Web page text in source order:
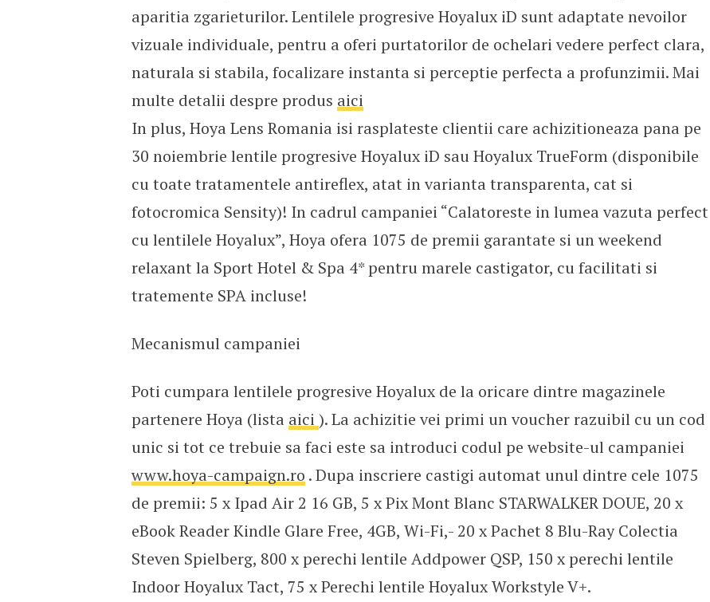
aparitia zgarieturilor. Lentilele progresive Hoyalux iD sunt adaptate nevoilor
vizuale individuale, pentru a oferi purtatorilor de ochelari vedere perfect clara,
naturala si stabila, focalizare instanta si perceptie perfecta a profunzimii. Mai
multe detalii despre produs aici
In plus, Hoya Lens Romania isi rasplateste clientii care achizitioneaza pana pe
30 noiembrie lentile progresive Hoyalux iD sau Hoyalux TrueForm (disponibile
cu toate tratamentele antireflex, atat in varianta transparenta, cat si
fotocromica Sensity)! In cadrul campaniei “Calatoreste in lumea vazuta perfect
cu lentilele Hoyalux”, Hoya ofera 1075 de premii garantate si un weekend
relaxant la Sport Hotel & Spa 4* pentru marele castigator, cu facilitati si
tratemente SPA incluse!
Mecanismul campaniei
Poti cumpara lentilele progresive Hoyalux de la oricare dintre magazinele
partenere Hoya (lista aici ). La achizitie vei primi un voucher razuibil cu un cod
unic si tot ce trebuie sa faci este sa introduci codul pe website-ul campaniei
www.hoya-campaign.ro . Dupa inscriere castigi automat unul dintre cele 1075
de premii: 5 x Ipad Air 2 16 GB, 5 x Pix Mont Blanc STARWALKER DOUE, 20 x
eBook Reader Kindle Glare Free, 4GB, Wi-Fi,- 20 x Pachet 8 Blu-Ray Colectia
Steven Spielberg, 800 x perechi lentile Addpower QSP, 150 x perechi lentile
Indoor Hoyalux Tact, 75 x Perechi lentile Hoyalux Workstyle V+.